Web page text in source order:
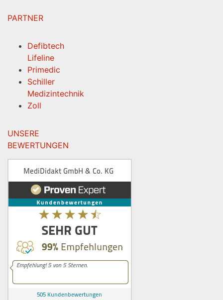
PARTNER
Defibtech
Lifeline
Primedic
Schiller
Medizintechnik
Zoll
UNSERE
BEWERTUNGEN